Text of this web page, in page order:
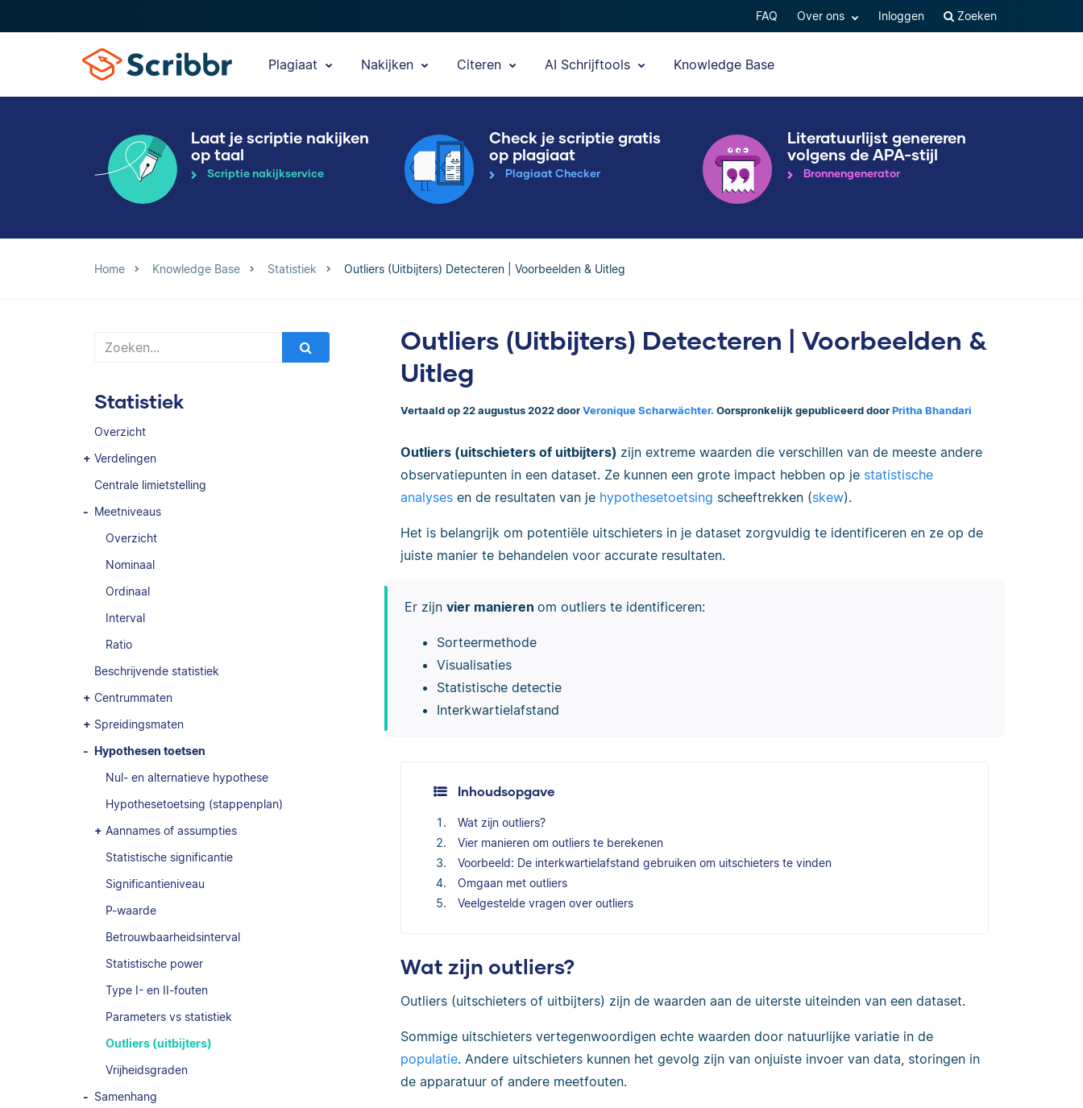
FAQ Over ons Inloggen Zoeken
Plagiaat Nakijken Citeren AI Schrijftools Knowledge Base
Laat je scriptie nakijken
op taal
Scriptie nakijkservice
Check je scriptie gratis
op plagiaat
Plagiaat Checker
Literatuurlijst genereren
volgens de APA-stijl
Bronnengenerator
Home Knowledge Base Statistiek Outliers (Uitbijters) Detecteren | Voorbeelden & Uitleg
Statistiek
Overzicht
Verdelingen
Centrale limietstelling
Meetniveaus
Overzicht
Nominaal
Ordinaal
Interval
Ratio
Beschrijvende statistiek
Centrummaten
Spreidingsmaten
Hypothesen toetsen
Nul- en alternatieve hypothese
Hypothesetoetsing (stappenplan)
Aannames of assumpties
Statistische significantie
Significantieniveau
P-waarde
Betrouwbaarheidsinterval
Statistische power
Type I- en II-fouten
Parameters vs statistiek
Outliers (uitbijters)
Vrijheidsgraden
Samenhang
Outliers (Uitbijters) Detecteren | Voorbeelden &
Uitleg
Vertaald op 22 augustus 2022 door Veronique Scharwächter. Oorspronkelijk gepubliceerd door Pritha Bhandari
Outliers (uitschieters of uitbijters) zijn extreme waarden die verschillen van de meeste andere
observatiepunten in een dataset. Ze kunnen een grote impact hebben op je statistische
analyses en de resultaten van je hypothesetoetsing scheeftrekken (skew).
Het is belangrijk om potentiële uitschieters in je dataset zorgvuldig te identificeren en ze op de
juiste manier te behandelen voor accurate resultaten.
Er zijn vier manieren om outliers te identificeren:
Sorteermethode
Visualisaties
Statistische detectie
Interkwartielafstand
Inhoudsopgave
Wat zijn outliers?
Vier manieren om outliers te berekenen
Voorbeeld: De interkwartielafstand gebruiken om uitschieters te vinden
Omgaan met outliers
Veelgestelde vragen over outliers
Wat zijn outliers?
Outliers (uitschieters of uitbijters) zijn de waarden aan de uiterste uiteinden van een dataset.
Sommige uitschieters vertegenwoordigen echte waarden door natuurlijke variatie in de
populatie. Andere uitschieters kunnen het gevolg zijn van onjuiste invoer van data, storingen in
de apparatuur of andere meetfouten.